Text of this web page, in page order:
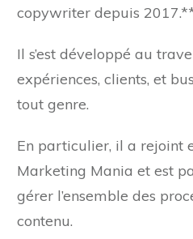
copywriter depuis
Il s’est développé au
expériences, clients, et
tout genre.
En particulier, il a rejoint
Marketing Mania et est
gérer l’ensemble des
contenu.